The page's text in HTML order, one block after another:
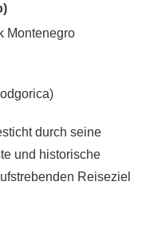
Montenegro
durch seine
und historische
Reiseziel